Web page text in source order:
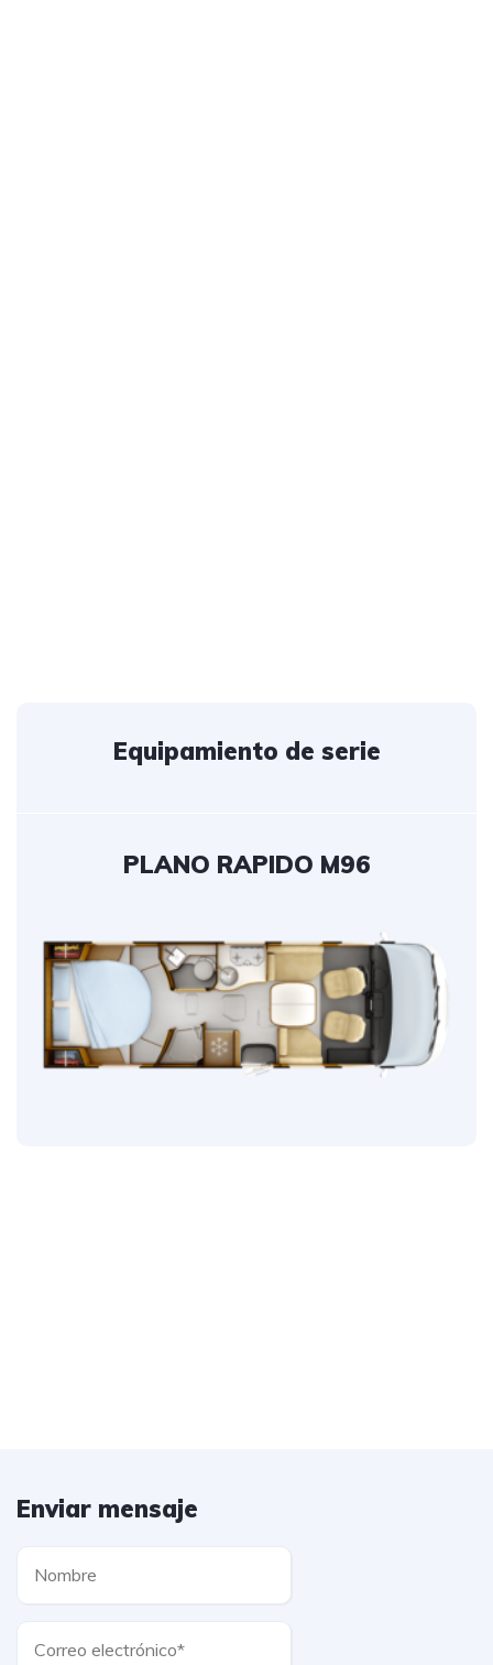
Equipamiento de serie
PLANO RAPIDO M96
Enviar mensaje